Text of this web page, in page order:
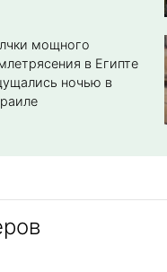
мощного
в Египте
ночью в